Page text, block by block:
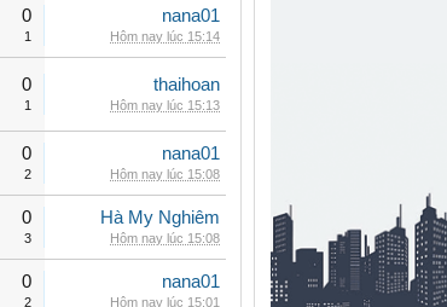
0
1
nana01
Hôm nay lúc 15:14
0
1
thaihoan
Hôm nay lúc 15:13
0
2
nana01
Hôm nay lúc 15:08
0
3
Hà My Nghiêm
Hôm nay lúc 15:08
0
2
nana01
Hôm nay lúc 15:01